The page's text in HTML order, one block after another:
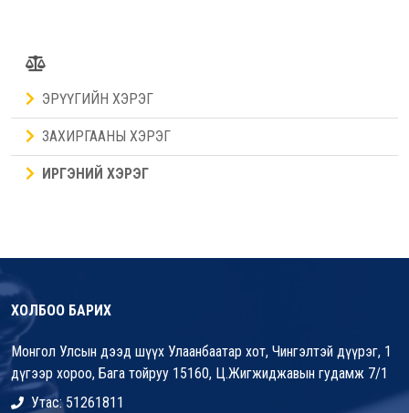
ЭРҮҮГИЙН ХЭРЭГ
ЗАХИРГААНЫ ХЭРЭГ
ИРГЭНИЙ ХЭРЭГ
ХОЛБОО БАРИХ
Монгол Улсын дээд шүүх Улаанбаатар хот, Чингэлтэй дүүрэг, 1
дүгээр хороо, Бага тойруу 15160, Ц.Жигжиджавын гудамж 7/1
Утас: 51261811